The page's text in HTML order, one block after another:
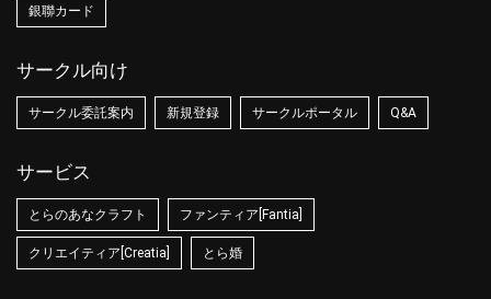
銀聯カード
サークル向け
サークル委託案内 新規登録 サークルポータル Q&A
サービス
とらのあなクラフト ファンティア[Fantia]
クリエイティア[Creatia] とら婚